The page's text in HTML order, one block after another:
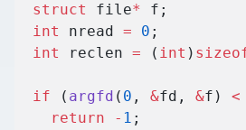
  struct
file*
f;
  int
nread = 0 ;
  int
reclen = ( int )
  if
( argfd ( 0 , &fd, &f) <
    return
- 1 ;